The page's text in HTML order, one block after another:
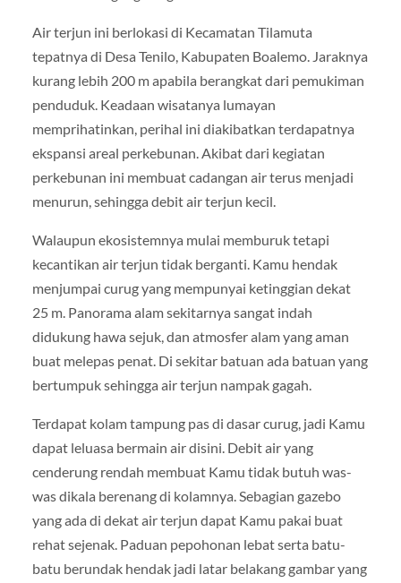
Air terjun ini berlokasi di Kecamatan Tilamuta
tepatnya di Desa Tenilo, Kabupaten Boalemo. Jaraknya
kurang lebih 200 m apabila berangkat dari pemukiman
penduduk. Keadaan wisatanya lumayan
memprihatinkan, perihal ini diakibatkan terdapatnya
ekspansi areal perkebunan. Akibat dari kegiatan
perkebunan ini membuat cadangan air terus menjadi
menurun, sehingga debit air terjun kecil.
Walaupun ekosistemnya mulai memburuk tetapi
kecantikan air terjun tidak berganti. Kamu hendak
menjumpai curug yang mempunyai ketinggian dekat
25 m. Panorama alam sekitarnya sangat indah
didukung hawa sejuk, dan atmosfer alam yang aman
buat melepas penat. Di sekitar batuan ada batuan yang
bertumpuk sehingga air terjun nampak gagah.
Terdapat kolam tampung pas di dasar curug, jadi Kamu
dapat leluasa bermain air disini. Debit air yang
cenderung rendah membuat Kamu tidak butuh was-
was dikala berenang di kolamnya. Sebagian gazebo
yang ada di dekat air terjun dapat Kamu pakai buat
rehat sejenak. Paduan pepohonan lebat serta batu-
batu berundak hendak jadi latar belakang gambar yang